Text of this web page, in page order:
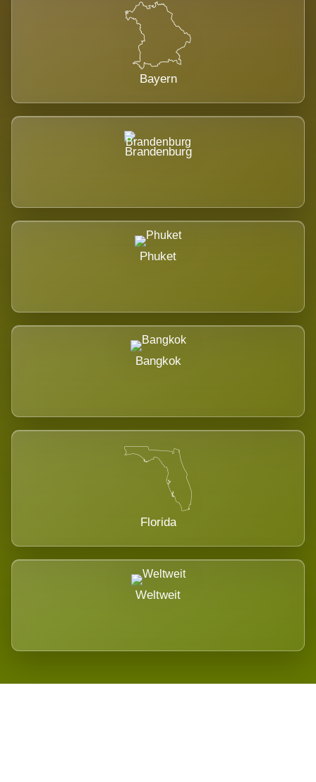
Bayern
Brandenburg
Phuket
Bangkok
Florida
Weltweit